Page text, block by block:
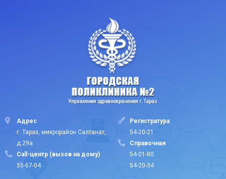
Адрес
г. Тараз, микрорайон Салтанат,
д.29а
Call-центр (вызов на дому)
55-67-04
Регистратура
54-20-21
Cправочная
54-01-80
54-20-34